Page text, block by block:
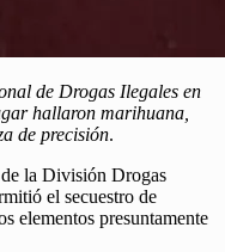
de Drogas Ilegales en
hallaron marihuana,
de precisión.
la División Drogas
el secuestro de
elementos presuntamente